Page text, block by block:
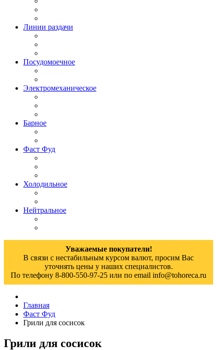
Линии раздачи
Посудомоечное
Электромеханическое
Барное
Фаст Фуд
Холодильное
Нейтральное
Уважаемые покупатели!
В связи с нестабильным курсом валют, просим Вас
уточнять цены у наших специалистов.
По телефону 8-800-550-97-25 или по email info@tohoreca.ru
Главная
Фаст Фуд
Грили для сосисок
Грили для сосисок